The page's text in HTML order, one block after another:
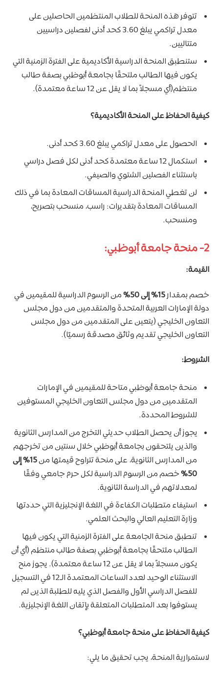
تتوفر هذه المنحة للطلاب المنتظمين الحاصلين على
معدل تراكمي يبلغ 3.60 كحد أدنى لفصلين دراسيين
متتاليين.
ستنطبق المنحة الدراسية الأكاديمية على الفترة الزمنية التي
يكون فيها الطالب ملتحقًا بجامعة أبوظبي بصفة طالب
منتظم(أي مسجلاً بما لا يقل عن 12 ساعة معتمدة).
كيفية الحفاظ على المنحة الأكاديمية؟
الحصول على معدل تراكمي يبلغ 3.60 كحد أدنى.
استكمال 12 ساعة معتمدة كحد أدنى لكل فصل دراسي
باستثناء الفصلين الشتوي والصيفي.
لن تغطي المنحة الدراسية المساقات المعادة بما في ذلك
المساقات المعادة بتقديرات: راسب، منسحب بتصريح،
ومنسحب.
2- منحة جامعة أبوظبي:
القيمة:
خصم بمقدار15% إلى 50%
من الرسوم الدراسية للمقيمين في
دولة الإمارات العربية المتحدة والمتقدمين من دول مجلس
التعاون الخليجي (يتعين على المتقدمين من دول مجلس
التعاون الخليجي تقديم وثائق مصدقة رسميًا).
الشروط:
منحة جامعة أبوظبي متاحة للمقيمين في الإمارات
المتقدمين من دول مجلس التعاون الخليجي المستوفين
للشروط المحددة.
يجوز أن يحصل الطلاب حديثي التخرج من المدارس الثانوية
والذين يلتحقون بجامعة أبوظبي خلال سنتين من تخرجهم
من المدارس الثانوية، على منحة تتراوح قيمتها من
15% إلى
50%
خصم من الرسوم الدراسية لكل حرم جامعي وفقًا
لمعدلاتهم في الدراسة الثانوية.
استيفاء متطلبات الكفاءة في اللغة الإنجليزية التي حددتها
وزارة التعليم العالي والبحث العلمي.
تنطبق منحة الجامعة على الفترة الزمنية التي يكون فيها
الطالب ملتحقًا بجامعة أبوظبي بصفة طالب منتظم (أي أن
يكون مسجلاً بما لا يقل عن 12 ساعة معتمدة). يجوز منح
الاستثناء الوحيد لعدد الساعات المعتمدة الـ12 في التسجيل
للفصل الدراسي الأول والفصل الذي يليه للطلبة الذين لم
يستوفوا بعد المتطلبات المتعلقة بإتقان اللغة الإنجليزية.
كيفية الحفاظ على منحة جامعة أبوظبي؟
لاستمرارية المنحة، يجب تحقيق ما يلي: